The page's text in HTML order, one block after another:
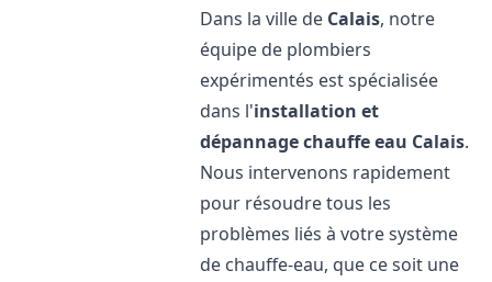
Dans la ville de Calais, notre
équipe de plombiers
expérimentés est spécialisée
dans l'installation et
dépannage chauffe eau Calais.
Nous intervenons rapidement
pour résoudre tous les
problèmes liés à votre système
de chauffe-eau, que ce soit une